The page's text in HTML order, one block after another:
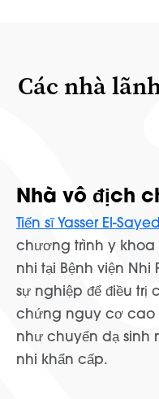
Các nhà
Nhà vô địch
Tiến sĩ Yasser El-Sayed
chương trình y
nhi tại Bệnh viện
sự nghiệp để điều
chứng nguy cơ cao
như chuyển dạ sinh
nhi khẩn cấp.